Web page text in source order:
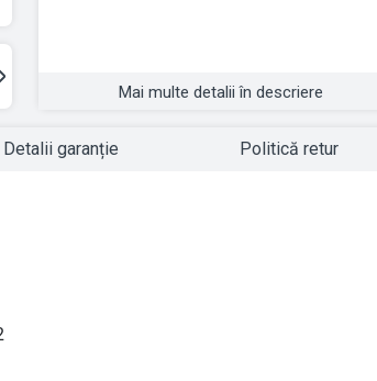
Mai multe detalii în descriere
Detalii garanție Politică retur